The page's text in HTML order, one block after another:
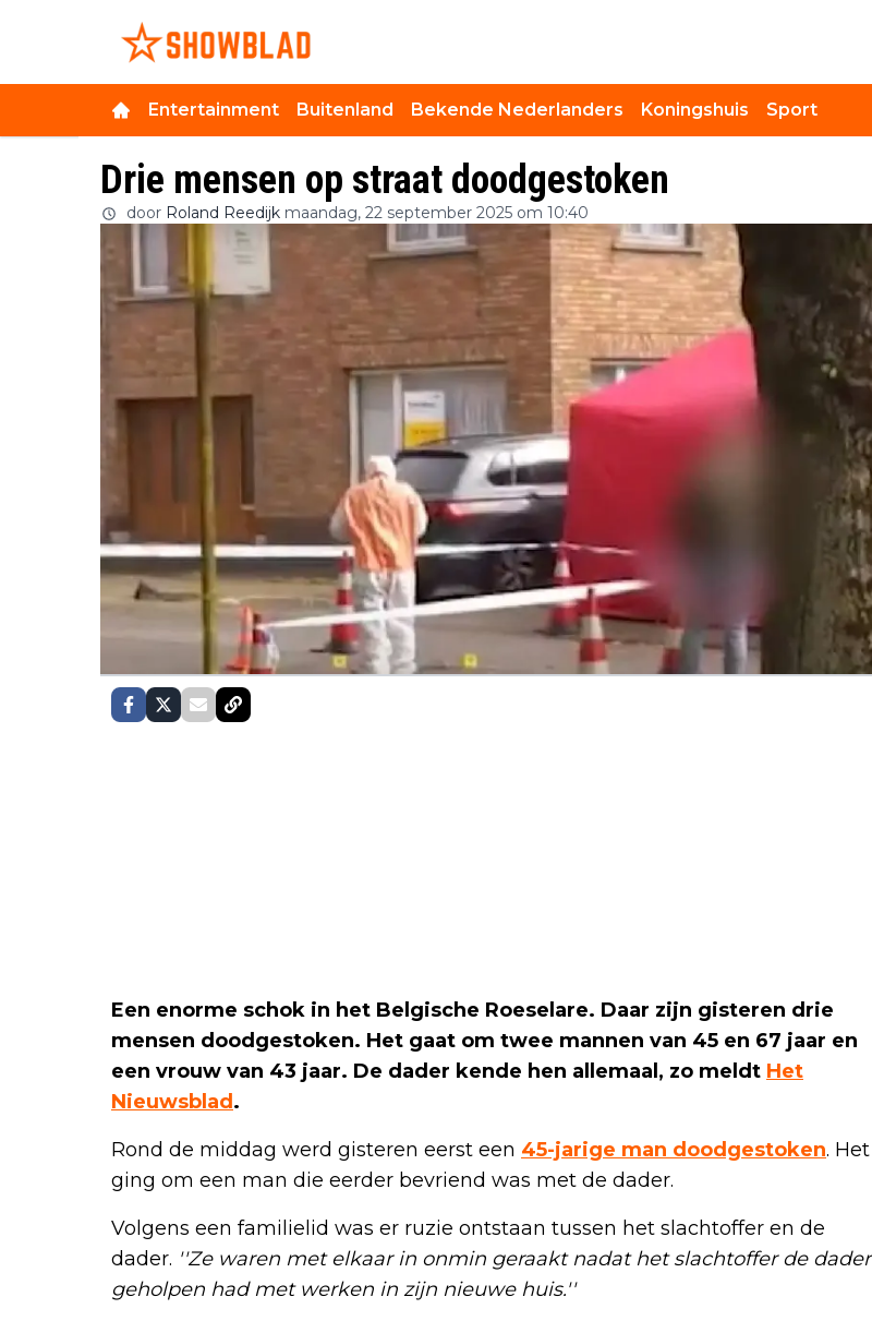
Entertainment Buitenland Bekende Nederlanders Koningshuis Sport
Drie mensen op straat doodgestoken
door Roland Reedijk maandag, 22 september 2025 om 10:40
Een enorme schok in het Belgische Roeselare. Daar zijn gisteren drie
mensen doodgestoken. Het gaat om twee mannen van 45 en 67 jaar en
een vrouw van 43 jaar. De dader kende hen allemaal, zo meldt Het
Nieuwsblad.
Rond de middag werd gisteren eerst een 45-jarige man doodgestoken. Het
ging om een man die eerder bevriend was met de dader.
Volgens een familielid was er ruzie ontstaan tussen het slachtoffer en de
dader. ''Ze waren met elkaar in onmin geraakt nadat het slachtoffer de dader
geholpen had met werken in zijn nieuwe huis.''